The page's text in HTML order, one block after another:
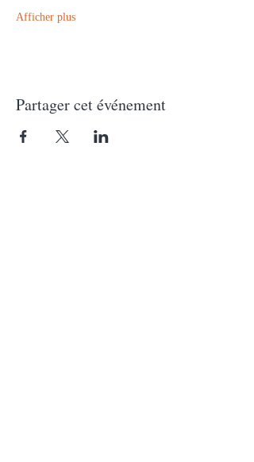
Afficher plus
Partager cet événement